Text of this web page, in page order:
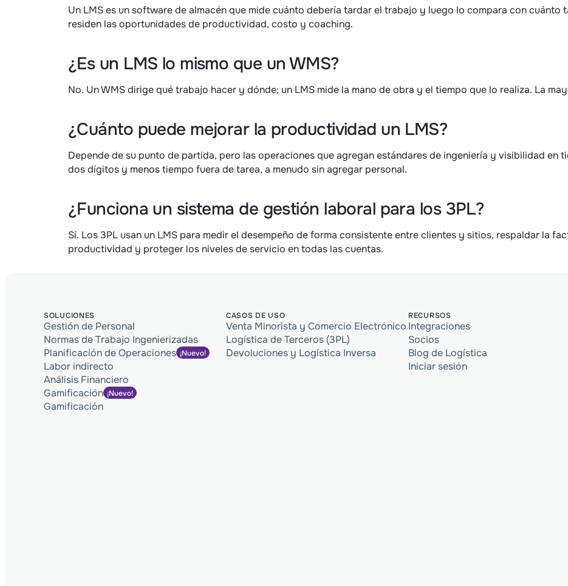
Un LMS es un software de almacén que mide cuánto debería tardar el trabajo y luego lo compara con cuánto
residen las oportunidades de productividad, costo y coaching.
¿Es un LMS lo mismo que un WMS?
No. Un WMS dirige qué trabajo hacer y dónde; un LMS mide la mano de obra y el tiempo que lo realiza. La
¿Cuánto puede mejorar la productividad un LMS?
Depende de su punto de partida, pero las operaciones que agregan estándares de ingeniería y visibilidad en
dos dígitos y menos tiempo fuera de tarea, a menudo sin agregar personal.
¿Funciona un sistema de gestión laboral para los 3PL?
Sí. Los 3PL usan un LMS para medir el desempeño de forma consistente entre clientes y sitios, respaldar la
productividad y proteger los niveles de servicio en todas las cuentas.
SOLUCIONES
Gestión de Personal
Normas de Trabajo Ingenierizadas
Planificación de Operaciones ¡Nuevo!
Labor indirecto
Análisis Financiero
Gamificación ¡Nuevo!
Gamificación
CASOS DE USO
Venta Minorista y Comercio Electrónico
Logística de Terceros (3PL)
Devoluciones y Logística Inversa
RECURSOS
Integraciones
Socios
Blog de Logística
Iniciar sesión